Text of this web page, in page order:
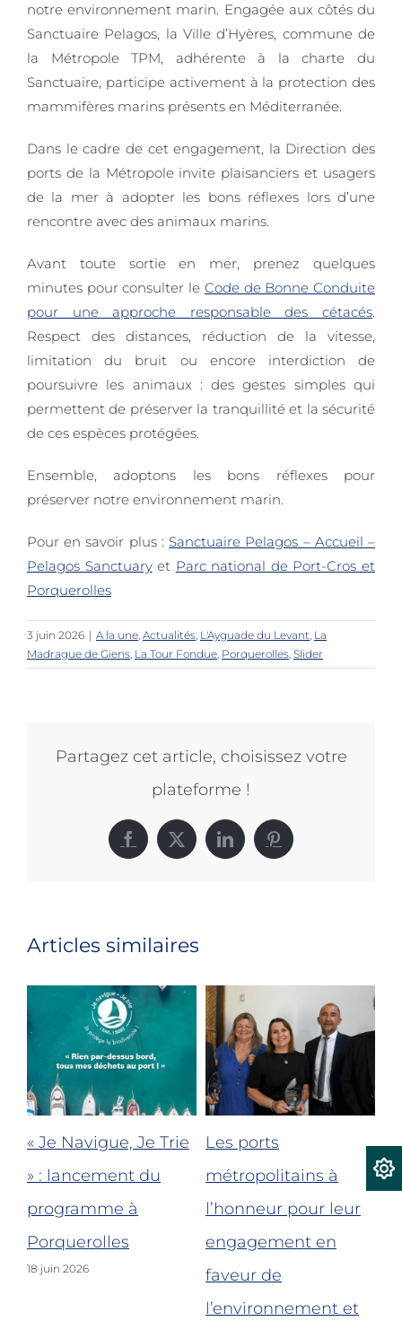
notre environnement marin. Engagée aux côtés du
Sanctuaire Pelagos, la Ville d’Hyères, commune de
la Métropole TPM, adhérente à la charte du
Sanctuaire, participe activement à la protection des
mammifères marins présents en Méditerranée.
Dans le cadre de cet engagement, la Direction des
ports de la Métropole invite plaisanciers et usagers
de la mer à adopter les bons réflexes lors d’une
rencontre avec des animaux marins.
Avant toute sortie en mer, prenez quelques
minutes pour consulter le Code de Bonne Conduite
pour une approche responsable des cétacés.
Respect des distances, réduction de la vitesse,
limitation du bruit ou encore interdiction de
poursuivre les animaux : des gestes simples qui
permettent de préserver la tranquillité et la sécurité
de ces espèces protégées.
Ensemble, adoptons les bons réflexes pour
préserver notre environnement marin.
Pour en savoir plus : Sanctuaire Pelagos – Accueil –
Pelagos Sanctuaryet Parc national de Port-Cros et
Porquerolles
3 juin 2026 | A la une, Actualités, L'Ayguade du Levant, La
Madrague de Giens, La Tour Fondue, Porquerolles, Slider
Partagez cet article, choisissez votre
plateforme !
Facebook
X LinkedInPinterest
Articles similaires
« Je Navigue, Je Trie
» : lancement du
programme à
Porquerolles
18 juin 2026
Les ports
métropolitains à
l’honneur pour leur
engagement en
faveur de
l’environnement et